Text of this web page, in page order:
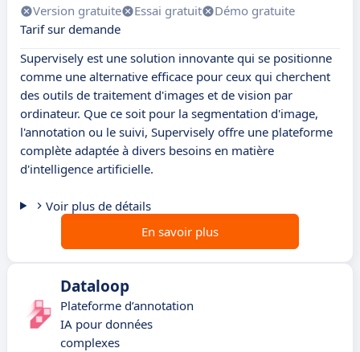
Version gratuite Essai gratuit
Démo gratuite
Tarif sur demande
Supervisely est une solution innovante qui se positionne
comme une alternative efficace pour ceux qui cherchent
des outils de traitement d'images et de vision par
ordinateur. Que ce soit pour la segmentation d'image,
l'annotation ou le suivi, Supervisely offre une plateforme
complète adaptée à divers besoins en matière
d'intelligence artificielle.
Voir plus de détails
En savoir plus
Dataloop
Plateforme d’annotation
IA pour données
complexes